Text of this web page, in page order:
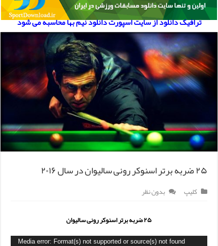
ترافیک دانلود از سایت اسپورت دانلود نیم بها محاسبه می شود
۲۵ ضربه برتر اسنوکر رونی سالیوان در سال ۲۰۱۶
کلیپ بدون نظر
۲۵ ضربه برتر اسنوکر رونی سالیوان
Media error: Format(s) not supported or source(s) not found